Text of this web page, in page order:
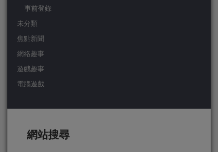
事前登錄
未分類
焦點新聞
網絡趣事
遊戲趣事
電腦遊戲
網站搜尋